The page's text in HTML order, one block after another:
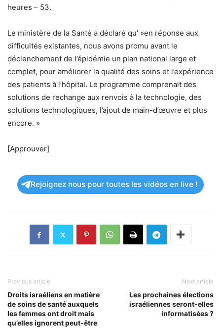
heures – 53.
Le ministère de la Santé a déclaré qu' »en réponse aux
difficultés existantes, nous avons promu avant le
déclenchement de l’épidémie un plan national large et
complet, pour améliorer la qualité des soins et l’expérience
des patients à l’hôpital. Le programme comprenait des
solutions de rechange aux renvois à la technologie, des
solutions technologiques, l’ajout de main-d’œuvre et plus
encore. »
[Approuver]
Rejoignez nous pour toutes les vidéos en live !
Previous article
Droits israéliens en matière
de soins de santé auxquels
les femmes ont droit mais
qu’elles ignorent peut-être
Next article
Les prochaines élections
israéliennes seront-elles
informatisées ?